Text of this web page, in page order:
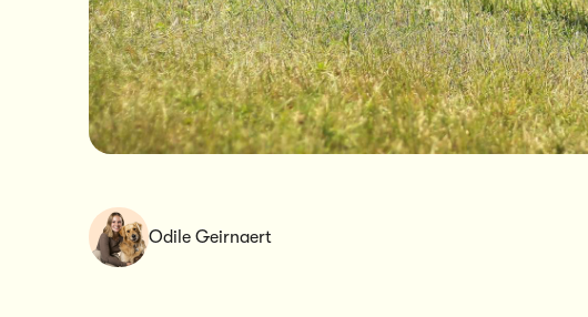
Odile Geirnaert